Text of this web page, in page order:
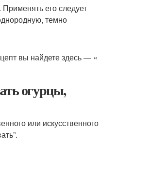
Применять его следует
темно
вы найдете здесь — «
огурцы,
или искусственного